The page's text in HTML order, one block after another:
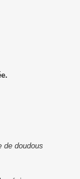
de doudous